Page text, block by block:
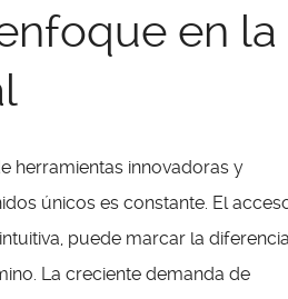
en la
herramientas innovadoras y
únicos es constante. El
puede marcar la diferencia
La creciente demanda de